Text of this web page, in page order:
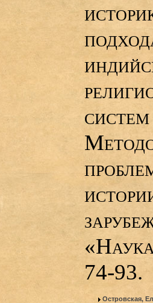
74-93.
Островская,